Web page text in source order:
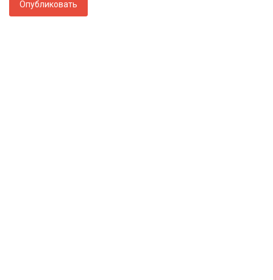
Опубликовать